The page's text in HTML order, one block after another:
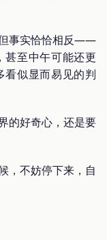
事实恰恰相反——
甚至中午可能还更
看似显而易见的判
的好奇心，还是要
，不妨停下来，自